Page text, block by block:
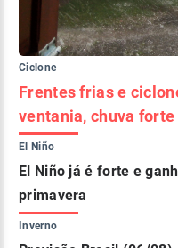
Ciclone
Frentes frias e
ventania, chuva
El Niño
El Niño já é forte e
primavera
Inverno